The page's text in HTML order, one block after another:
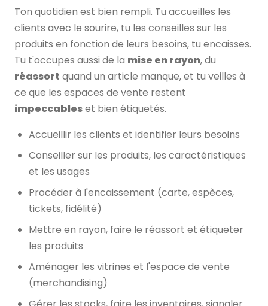
Ton quotidien est bien rempli. Tu accueilles les
clients avec le sourire, tu les conseilles sur les
produits en fonction de leurs besoins, tu encaisses.
Tu t'occupes aussi de la mise en rayon, du
réassort quand un article manque, et tu veilles à
ce que les espaces de vente restent
impeccableset bien étiquetés.
Accueillir les clients et identifier leurs besoins
Conseiller sur les produits, les caractéristiques
et les usages
Procéder à l'encaissement (carte, espèces,
tickets, fidélité)
Mettre en rayon, faire le réassort et étiqueter
les produits
Aménager les vitrines et l'espace de vente
(merchandising)